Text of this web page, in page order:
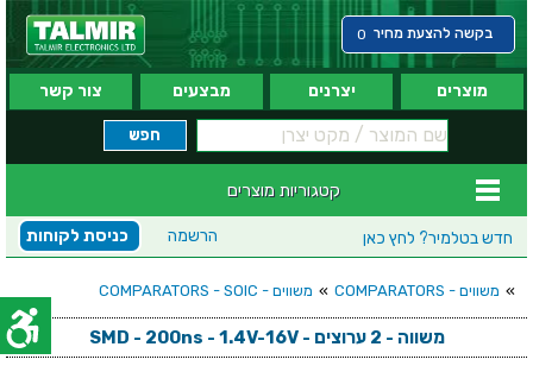
בקשה להצעת מחיר 0
מוצרים יצרנים מבצעים צור קשר
קטגוריות מוצרים
חדש בטלמיר? לחץ כאן כניסת לקוחות הרשמה
» משווים - COMPARATORS » משווים - COMPARATORS - SOIC
משווה - 2 ערוצים - SMD - 200ns - 1.4V-16V